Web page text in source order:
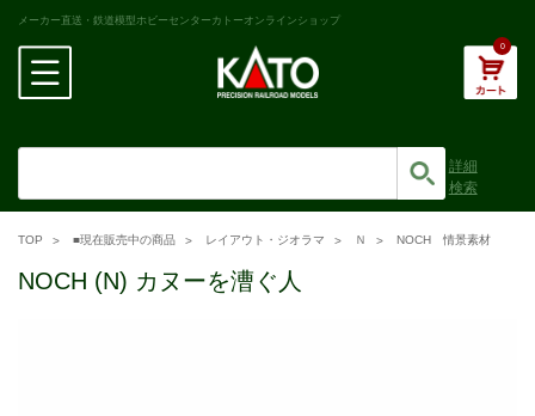
メーカー直送・鉄道模型ホビーセンターカトーオンラインショップ
0
詳細
検索
TOP ■現在販売中の商品 レイアウト・ジオラマ Ｎ NOCH 情景素材
NOCH (N) カヌーを漕ぐ人